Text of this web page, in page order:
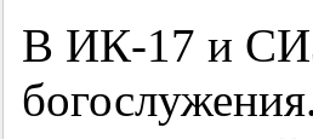
В ИК-17 и